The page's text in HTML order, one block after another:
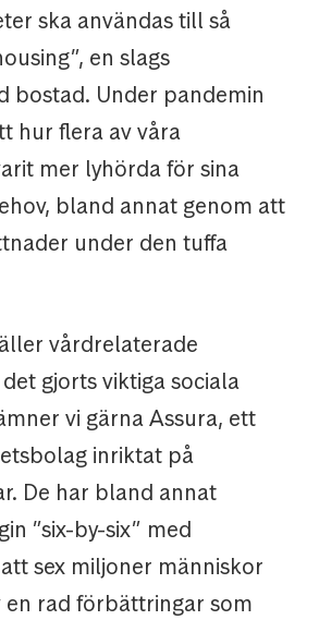
ska användas till så
en slags
bostad. Under pandemin
hur flera av våra
mer lyhörda för sina
bland annat genom att
under den tuffa
vårdrelaterade
gjorts viktiga sociala
vi gärna Assura, ett
inriktat på
De har bland annat
”six-by-six” med
sex miljoner människor
en rad förbättringar som